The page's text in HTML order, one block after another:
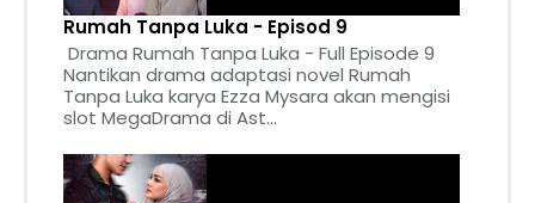
Rumah Tanpa Luka - Episod 9
Drama Rumah Tanpa Luka - Full Episode 9
Nantikan drama adaptasi novel Rumah
Tanpa Luka karya Ezza Mysara akan mengisi
slot MegaDrama di Ast...